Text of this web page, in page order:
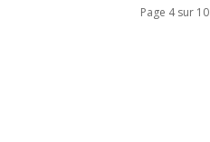
Page 4 sur 10